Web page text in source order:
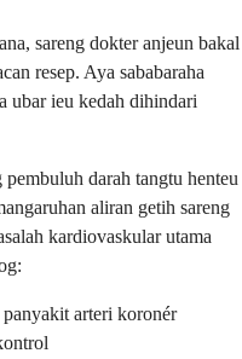
sareng dokter anjeun bakal
resep. Aya sababaraha
ubar ieu kedah dihindari
darah tangtu henteu
aliran getih sareng
kardiovaskular utama
panyakit arteri koronér